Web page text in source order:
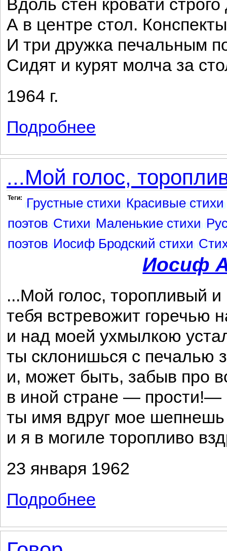
Вдоль стен кровати строго
А в центре стол.
И три дружка печальным
Сидят и курят молча за
1964 г.
Подробнее
...Мой голос,
Теги: Грустные стихи Красивые стихи
поэтов Стихи Маленькие стихи
поэтов Иосиф Бродский стихи
Иосиф
...Мой голос, торопливый
тебя встревожит горечью
и над моей ухмылкою
ты склонишься с печалью
и, может быть, забыв про
в иной стране — прости!—
ты имя вдруг мое шепнешь
и я в могиле торопливо
23 января 1962
Подробнее